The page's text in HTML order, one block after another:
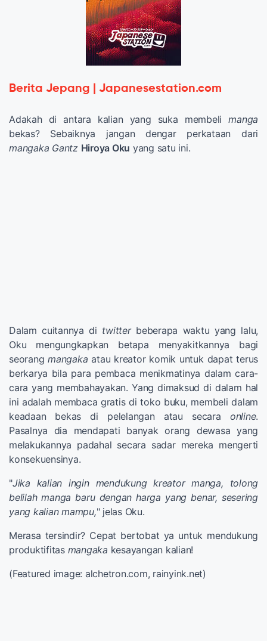
Berita Jepang | Japanesestation.com
Adakah di antara kalian yang suka membelimanga
bekas? Sebaiknya jangan dengar perkataan dari
mangaka Gantz Hiroya Oku yang satu ini.
Dalam cuitannya di twitterbeberapa waktu yang lalu,
Oku mengungkapkan betapa menyakitkannya bagi
seorangmangaka atau kreator komik untuk dapat terus
berkarya bila para pembaca menikmatinya dalam cara-
cara yang membahayakan. Yang dimaksud di dalam hal
ini adalah membaca gratis di toko buku, membeli dalam
keadaan bekas di pelelangan atau secara online.
Pasalnya dia mendapati banyak orang dewasa yang
melakukannya padahal secara sadar mereka mengerti
konsekuensinya.
"Jika kalian ingin mendukung kreator manga, tolong
belilah manga baru dengan harga yang benar, sesering
yang kalian mampu," jelas Oku.
Merasa tersindir? Cepat bertobat ya untuk mendukung
produktifitas mangaka kesayangan kalian!
(Featured image: alchetron.com, rainyink.net)